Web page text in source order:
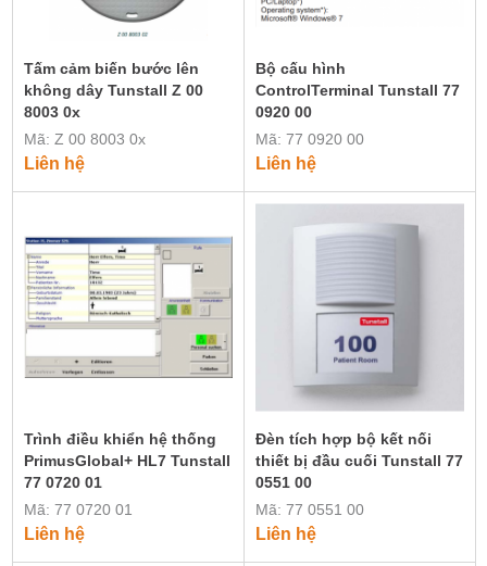
Tấm cảm biến bước lên
không dây Tunstall Z 00
8003 0x
Mã: Z 00 8003 0x
Liên hệ
Bộ cấu hình
ControlTerminal Tunstall 77
0920 00
Mã: 77 0920 00
Liên hệ
Trình điều khiển hệ thống
PrimusGlobal+ HL7 Tunstall
77 0720 01
Mã: 77 0720 01
Liên hệ
Đèn tích hợp bộ kết nối
thiết bị đầu cuối Tunstall 77
0551 00
Mã: 77 0551 00
Liên hệ